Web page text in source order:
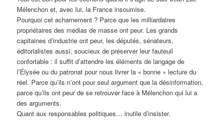
Mélenchon et, avec lui, la France insoumise.
Pourquoi cet acharnement ? Parce que les milliardaires
propriétaires des médias de masse ont peur. Les grands
capitaines d’industrie ont peur, les députés, sénateurs,
éditorialistes aussi, soucieux de préserver leur fauteuil
confortable : il suffit d’attendre les éléments de langage de
l’Élysée ou du patronat pour nous livrer la « bonne » lecture du
réel. Parce qu’ils n’ont pour seul argument que la désinformation,
parce qu’ils ont peur de se retrouver face à Mélenchon qui lui a
des arguments.
Quant aux responsables politiques… inutile d’insister.